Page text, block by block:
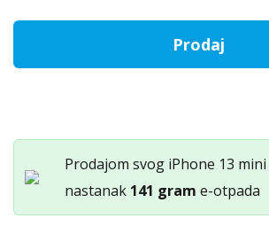
Otkup
13
Prodaj
Prodajom svog iPhone 13
nastanak 141 gram e-otpada